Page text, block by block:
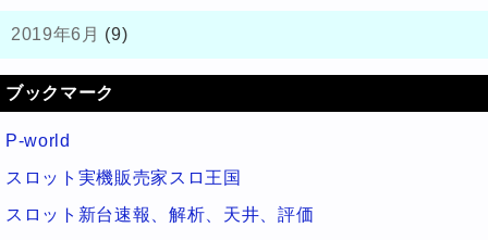
2019年6月 (9)
ブックマーク
P-world
スロット実機販売家スロ王国
スロット新台速報、解析、天井、評価